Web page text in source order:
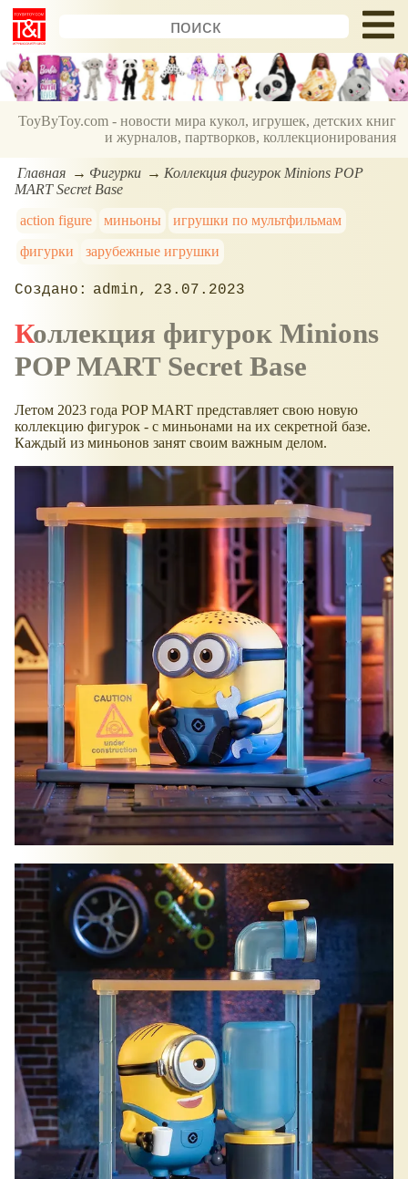
ToyByToy.com - новости мира кукол, игрушек, детских книг
и журналов, партворков, коллекционирования
Главная Фигурки
Коллекция фигурок Minions POP
MART Secret Base
action figure
миньоны
игрушки по мультфильмам
фигурки
зарубежные игрушки
admin 23.07.2023
Коллекция фигурок Minions
POP MART Secret Base
Летом 2023 года POP MART представляет свою новую
коллекцию фигурок - с миньонами на их секретной базе.
Каждый из миньонов занят своим важным делом.